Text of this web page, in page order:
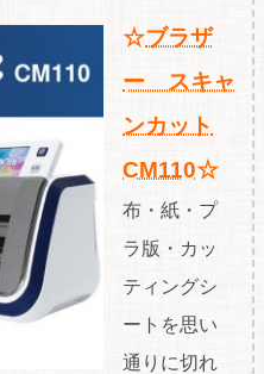
☆ブラザ
ー スキャ
ンカット
CM110☆
布・紙・プ
ラ版・カッ
ティングシ
ートを思い
通りに切れ